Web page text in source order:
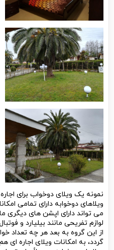
نمونه یک ویلای دوخواب برای
ویلاهای دوخوابه دارای تمامی
می تواند دارای اپشن های دیگری
لوازم تفریحی مانند بیلیارد و
از این گروه به بعد هر چه تعداد
گردد، به امکانات ویلای اجاره